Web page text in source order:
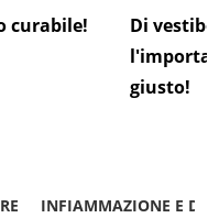
curabile!
Di
giusto!
INFIAMMAZIONE E